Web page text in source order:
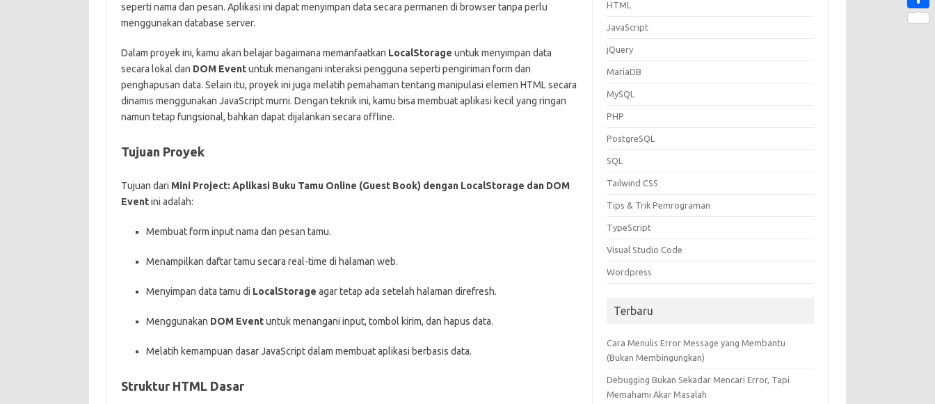
seperti nama dan pesan. Aplikasi ini dapat menyimpan data secara permanen di browser tanpa perlu
menggunakan database server.
Dalam proyek ini, kamu akan belajar bagaimana memanfaatkan LocalStorage untuk menyimpan data
secara lokal dan DOM Eventuntuk menangani interaksi pengguna seperti pengiriman form dan
penghapusan data. Selain itu, proyek ini juga melatih pemahaman tentang manipulasi elemen HTML secara
dinamis menggunakan JavaScript murni. Dengan teknik ini, kamu bisa membuat aplikasi kecil yang ringan
namun tetap fungsional, bahkan dapat dijalankan secara offline.
Tujuan Proyek
Tujuan dari Mini Project: Aplikasi Buku Tamu Online (Guest Book) dengan LocalStorage dan DOM
Eventini adalah:
Membuat form input nama dan pesan tamu.
Menampilkan daftar tamu secara real-time di halaman web.
Menyimpan data tamu di LocalStorage agar tetap ada setelah halaman direfresh.
Menggunakan DOM Eventuntuk menangani input, tombol kirim, dan hapus data.
Melatih kemampuan dasar JavaScript dalam membuat aplikasi berbasis data.
Struktur HTML Dasar
HTML
JavaScript
jQuery
MariaDB
MySQL
PHP
PostgreSQL
SQL
Tailwind CSS
Tips & Trik Pemrograman
TypeScript
Visual Studio Code
Wordpress
Terbaru
Cara Menulis Error Message yang Membantu
(Bukan Membingungkan)
Debugging Bukan Sekadar Mencari Error, Tapi
Memahami Akar Masalah
Share